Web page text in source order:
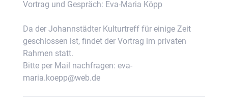
Vortrag und Gespräch: Eva-Maria Köpp
Da der Johannstädter Kulturtreff für einige Zeit
geschlossen ist, findet der Vortrag im privaten
Rahmen statt.
Bitte per Mail nachfragen: eva-
maria.koepp@web.de